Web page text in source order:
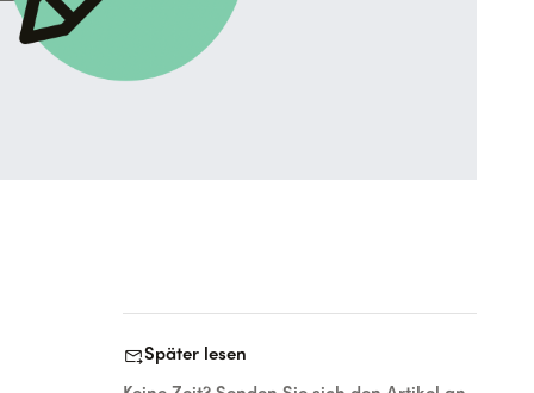
forward_to_inboxSpäter lesen